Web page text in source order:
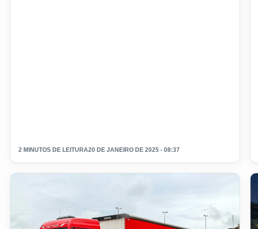
2 MINUTOS DE LEITURA20 DE JANEIRO DE 2025 - 08:37